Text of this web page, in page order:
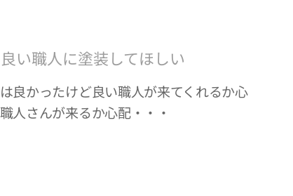
い職人に塗装してほしい
良かったけど良い職人が来てくれるか心
人さんが来るか心配・・・